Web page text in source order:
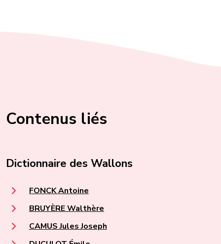
Contenus liés
Dictionnaire des Wallons
FONCK Antoine
BRUYÈRE Walthère
CAMUS Jules Joseph